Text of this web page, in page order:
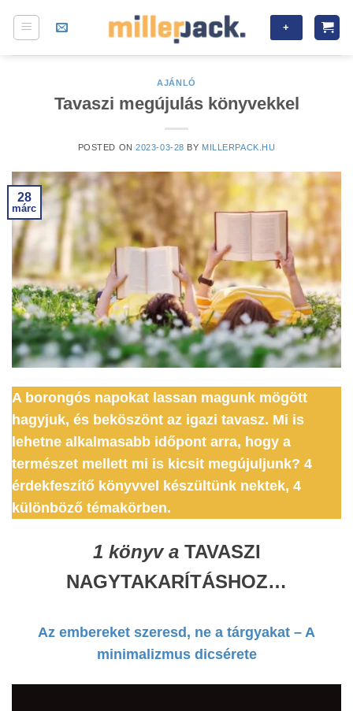
+
AJÁNLÓ
Tavaszi megújulás könyvekkel
POSTED ON2023-03-28 BY MILLERPACK.HU
28
márc
A borongós napokat lassan magunk mögött
hagyjuk, és beköszönt az igazi tavasz. Mi is
lehetne alkalmasabb időpont arra, hogy a
természet mellett mi is kicsit megújuljunk? 4
érdekfeszítő könyvvel készültünk nektek, 4
különböző témakörben.
1 könyv aTAVASZI
NAGYTAKARÍTÁSHOZ…
Az embereket szeresd, ne a tárgyakat – A
minimalizmus dicsérete